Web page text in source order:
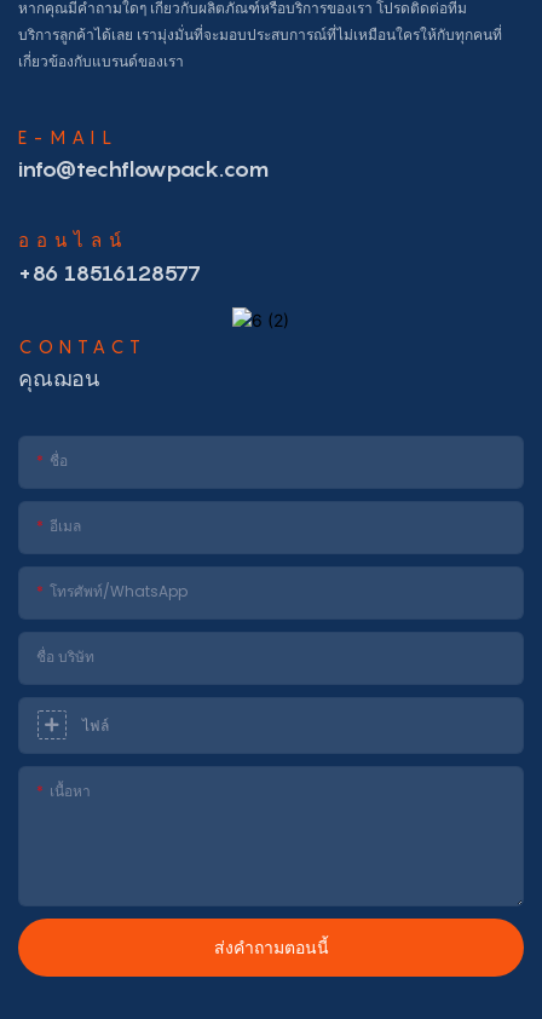
หากคุณมีคำถามใดๆ เกี่ยวกับผลิตภัณฑ์หรือบริการของเรา โปรดติดต่อทีม
บริการลูกค้าได้เลย เรามุ่งมั่นที่จะมอบประสบการณ์ที่ไม่เหมือนใครให้กับทุกคนที่
เกี่ยวข้องกับแบรนด์ของเรา
E-MAIL
info@techflowpack.com
ออนไลน์
+86 18516128577
CONTACT
คุณฌอน
ชื่อ
อีเมล
โทรศัพท์/WhatsApp
ชื่อ บริษัท
ไฟล์
เนื้อหา
ส่งคำถามตอนนี้